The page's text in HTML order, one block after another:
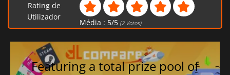
Rating de
Utilizador
Média : 5/5 (2Votos)
Featuring a total prize pool of